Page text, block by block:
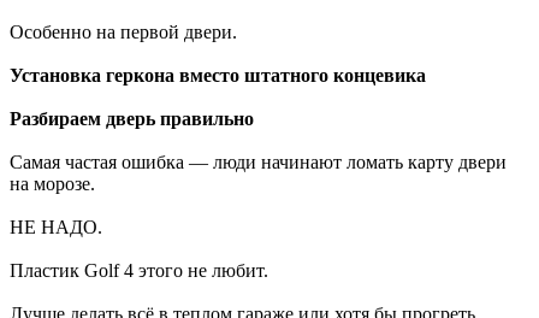
Особенно на первой двери.
Установка геркона вместо штатного концевика
Разбираем дверь правильно
Самая частая ошибка — люди начинают ломать карту двери
на морозе.
НЕ НАДО.
Пластик Golf 4 этого не любит.
Лучше делать всё в теплом гараже или хотя бы прогреть